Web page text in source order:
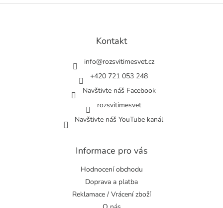
Z
Kontakt
info@rozsvitimesvet.cz
+420 721 053 248
Navštivte náš Facebook
rozsvitimesvet
Navštivte náš YouTube kanál
Informace pro vás
Hodnocení obchodu
Doprava a platba
Reklamace / Vrácení zboží